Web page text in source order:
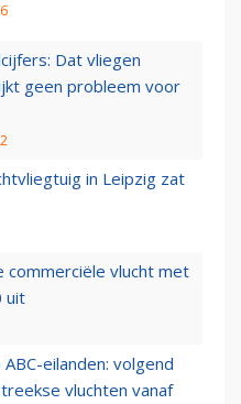
Dat vliegen
geen probleem voor
in Leipzig zat
vlucht met
uit
eilanden: volgend
vluchten vanaf